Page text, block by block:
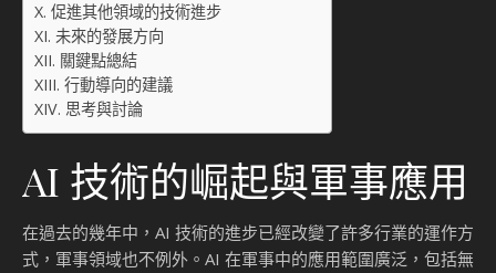
促進其他領域的技術進步
未來的發展方向
關鍵點總結
行動導向的建議
思考與討論
AI 技術的崛起與軍事應用
在過去的幾年中，AI 技術的進步已經改變了許多行業的運作方
式，軍事領域也不例外。AI 在軍事中的應用範圍廣泛，包括無